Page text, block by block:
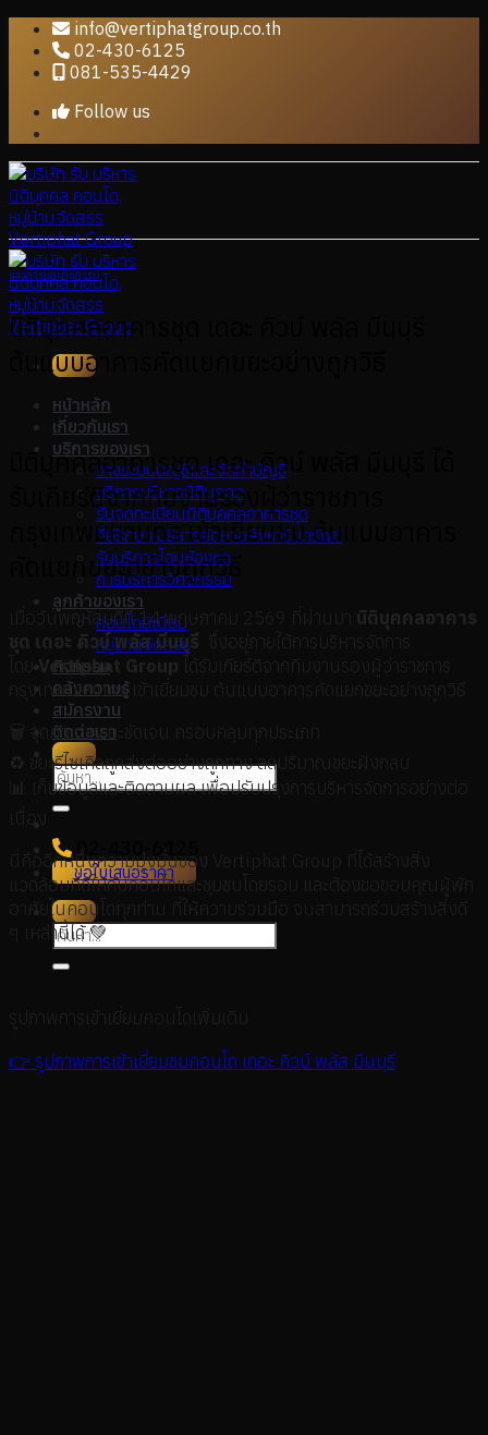
Skip
content
info@vertiphatgroup.co.th
02-430-6125
081-535-4429
Follow us
หน้าหลัก
เกี่ยวกับเรา
บริการของเรา
วางระบบบัญชีและจัดทำบัญชี
บริการบริหารนิติบุคคล
รับจดทะเบียนนิติบุคคลอาคารชุด
ที่ปรึกษา บริหารจัดกาอสังหาริมทรัพย์
รับบริการโอนห้องชุด
การบริการวิศวกรรม
ลูกค้าของเรา
คอนโดมิเนียม
หมู่บ้านจัดสรร
กิจกรรม
คลังความรู้
สมัครงาน
ติดต่อเรา
02-430-6125
ขอใบเสนอราคา
ข่าวสารและกิจกรรม
นิติบุคคลอาคารชุด เดอะ คิวบ์ พลัส มีนบุรี
ต้นแบบอาคารคัดแยกขยะอย่างถูกวิธี
นิติบุคคลอาคารชุด เดอะ คิวบ์ พลัส มีนบุรี ได้
รับเกียร์ติจากทีมงานรองผู้ว่าราชการ
กรุงเทพมหานคร เข้าเยี่ยมชม ต้นแบบอาคาร
คัดแยกขยะอย่างถูกวิธี
เมื่อวันพฤหัสบดีที่ 14 พฤษภาคม 2569 ที่ผ่านมา
นิติบุคคลอาคาร
ชุด เดอะ คิวบ์ พลัส มีนบุรี ซึ่งอยู่ภายใต้การบริหารจัดการ
Vertiphat Group
กรุงเทพมหานคร เข้าเยี่ยมชม ต้นแบบอาคารคัดแยกขยะอย่างถูกวิธี
🗑️ จุดคัดแยกขยะชัดเจน ครอบคลุมทุกประเภท
♻️ ขยะรีไซเคิลถูกส่งต่ออย่างถูกทาง ลดปริมาณขยะฝังกลบ
📊 เก็บข้อมูลและติดตามผล เพื่อปรับปรุงการบริหารจัดการอย่างต่อ
เนื่อง
นี่คืออีกหนึ่งความมุ่งมั่นของ Vertiphat Group ที่ได้สร้างสิ่ง
แวดล้อมที่ดีให้กับคอนโดและชุมชนโดยรอบ และต้องขอขอบคุณผู้พัก
อาศัยในคอนโดทุกท่าน ที่ให้ความร่วมมือ จนสามารถร่วมสร้างสิ่งดี
ๆ เหล่านี้ได้ 💚
รูปภาพการเข้าเยี่ยมคอนโดเพิ่มเติม
👉 รูปภาพการเข้าเยี่ยมชมคอนโด เดอะ คิวบ์ พลัส มีนบุรี